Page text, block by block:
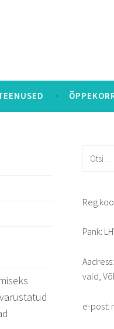
Pank:
vald,
e-post: